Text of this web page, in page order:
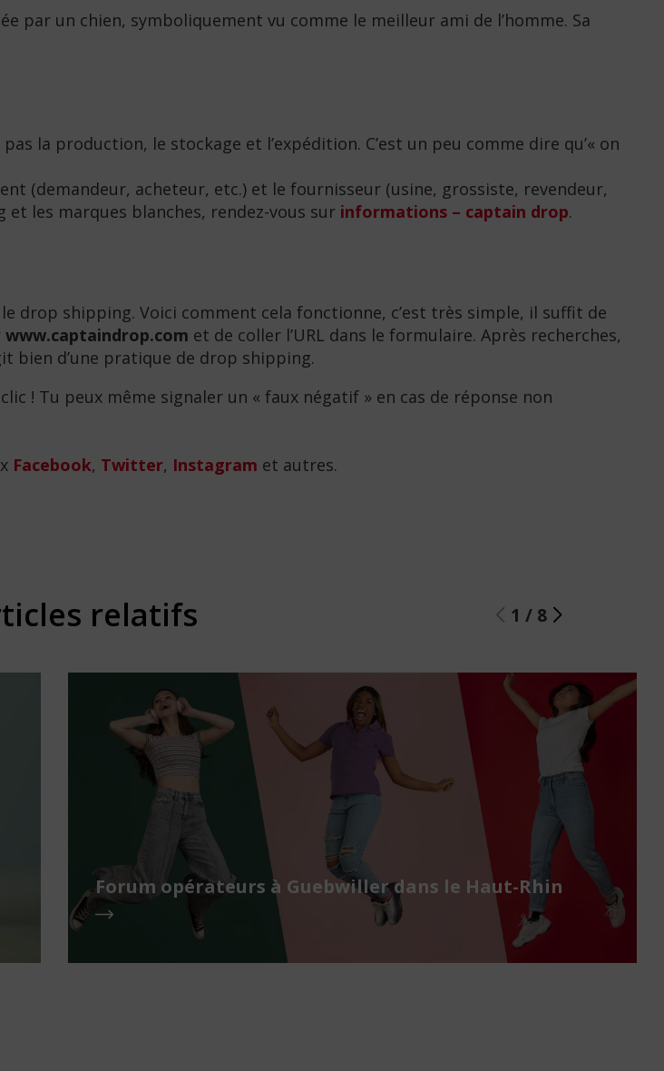
par un chien, symboliquement vu comme le meilleur ami de l’homme. Sa
la production, le stockage et l’expédition. C’est un peu comme dire qu’« on
(demandeur, acheteur, etc.) et le fournisseur (usine, grossiste, revendeur,
les marques blanches, rendez-vous sur informations – captain drop.
shipping. Voici comment cela fonctionne, c’est très simple, il suffit de
www.captaindrop.com et de coller l’URL dans le formulaire. Après recherches,
bien d’une pratique de drop shipping.
! Tu peux même signaler un « faux négatif » en cas de réponse non
Facebook, Twitter, Instagram et autres.
relatifs 1 / 8
Forum opérateurs à Guebwiller dans le Haut-Rhin